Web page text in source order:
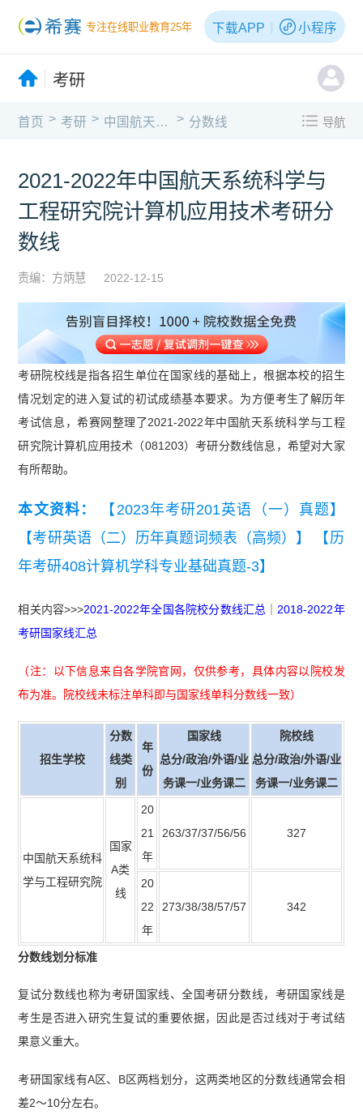
专注在线职业教育25年 下载APP 小程序
考研
首页 > 考研 > 中国航天系统科学与工程研究院 > 分数线 导航
2021-2022年中国航天系统科学与
工程研究院计算机应用技术考研分
数线
责编：方炳慧 2022-12-15
考研院校线是指各招生单位在国家线的基础上，根据本校的招生
情况划定的进入复试的初试成绩基本要求。为方便考生了解历年
考试信息，希赛网整理了2021-2022年中国航天系统科学与工程
研究院计算机应用技术（081203）考研分数线信息，希望对大家
有所帮助。
本文资料：
【2023年考研201英语（一）真题】
【考研英语（二）历年真题词频表（高频）】
【历
年考研408计算机学科专业基础真题-3】
相关内容>>>2021-2022年全国各院校分数线汇总
2018-2022年
考研国家线汇总
（注：以下信息来自各学院官网，仅供参考，具体内容以院校发
布为准。院校线未标注单科即与国家线单科分数线一致）
招生学校
分数
线类
别
年
份
国家线
总分/政治/外语/业
务课一/业务课二
院校线
总分/政治/外语/业
务课一/业务课二
中国航天系统科
学与工程研究院
国家
A类
线
20
21
年
263/37/37/56/56 327
20
22
年
273/38/38/57/57 342
分数线划分标准
复试分数线也称为考研国家线、全国考研分数线，考研国家线是
考生是否进入研究生复试的重要依据，因此是否过线对于考试结
果意义重大。
考研国家线有A区、B区两档划分，这两类地区的分数线通常会相
差2～10分左右。